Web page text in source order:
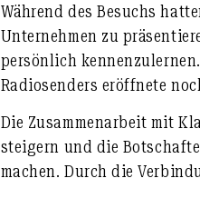
Während des Besuchs
Unternehmen zu
persönlich
Radiosenders eröffnete
Die Zusammenarbeit mit
steigern und die
machen. Durch die